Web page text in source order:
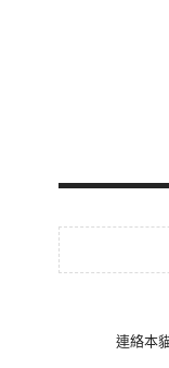
連絡本